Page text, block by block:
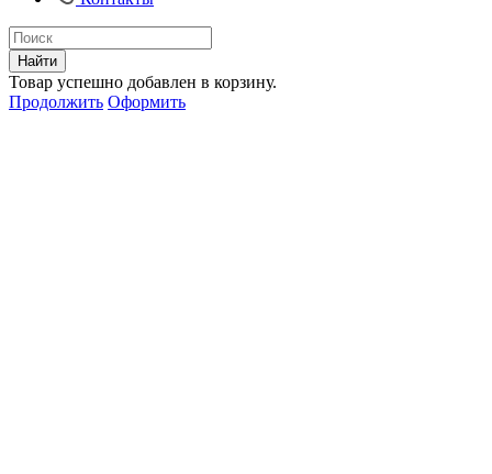
Найти
Товар успешно добавлен в корзину.
Продолжить Оформить